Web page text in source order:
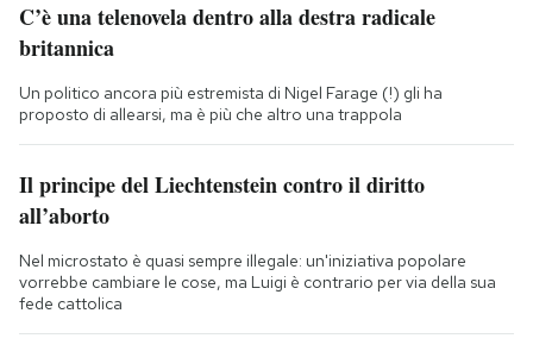
C’è una telenovela dentro alla destra radicale
britannica
Un politico ancora più estremista di Nigel Farage (!) gli ha
proposto di allearsi, ma è più che altro una trappola
Il principe del Liechtenstein contro il diritto
all’aborto
Nel microstato è quasi sempre illegale: un'iniziativa popolare
vorrebbe cambiare le cose, ma Luigi è contrario per via della sua
fede cattolica